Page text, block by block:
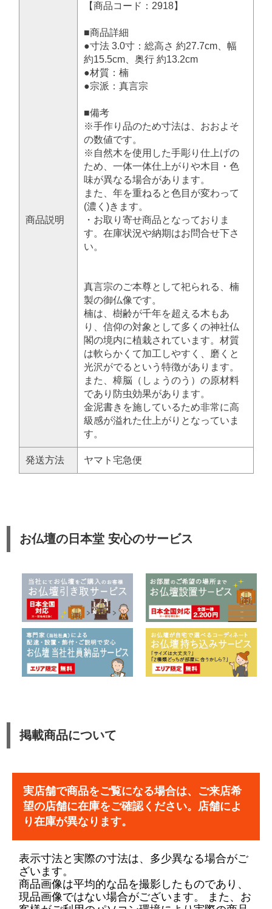
商品説明
【商品コード：2918】
■商品詳細
●寸法 3.0寸：総高さ 約27.7cm、幅
約15.5cm、奥行 約13.2cm
●材質：楠
●宗派：真言宗
■備考
※手作り品のため寸法は、おおよそ
の数値です。
※自然木を使用した手彫り仕上げの
ため、一体一体仕上がりや木目・色
味が異なる場合があります。
また、年を重ねると色目が変わって
(濃く)きます。
・お取り寄せ商品となっておりま
す。在庫状況や納期はお問合せ下さ
い。
真言宗のご本尊として祀られる、楠
製の御仏像です。
楠は、樹齢が千年を超える木もあ
り、信仰の対象として多くの神社仏
閣の境内に植栽されています。材質
は軟らかくて加工しやすく、磨くと
光沢がでるという特徴があります。
また、樟脳（しょうのう）の原材料
であり防虫効果があります。
金泥書きを施しているため非常に高
級感が溢れた仕上がりとなっていま
す。
発送方法 ヤマト宅急便
お仏壇の日本堂 安心のサービス
掲載商品について
実店舗で商品をご覧になる場合は、ご来店希
望の店舗に在庫をご確認ください。店舗によ
り在庫が異なります。
表示寸法と実際の寸法は、多少異なる場合がご
ざいます。
商品画像は平均的な品を撮影したものであり、
現品画像ではない場合がございます。 また、お